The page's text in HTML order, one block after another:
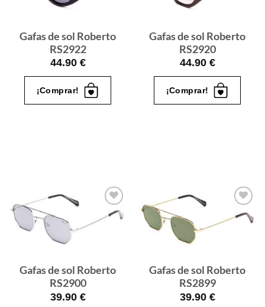
Gafas de sol Roberto
RS2922
44.90 €
¡Comprar!
Gafas de sol Roberto
RS2920
44.90 €
¡Comprar!
Gafas
de sol
Gafas de sol Roberto
RS2900
39.90 €
Gafas
de sol
Gafas de sol Roberto
RS2899
39.90 €